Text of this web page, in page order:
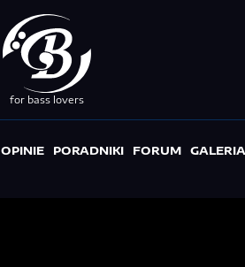
for bass lovers
OPINIE PORADNIKI FORUM GALERIA